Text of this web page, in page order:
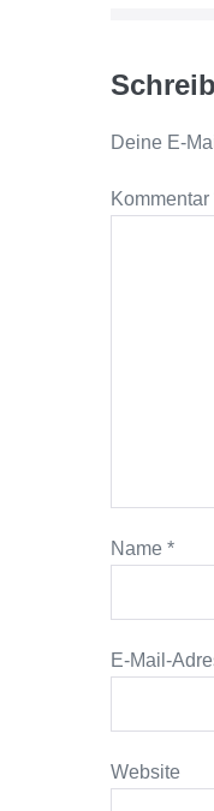
Deine E-
Kommentar
Name *
E-Mail-
Website